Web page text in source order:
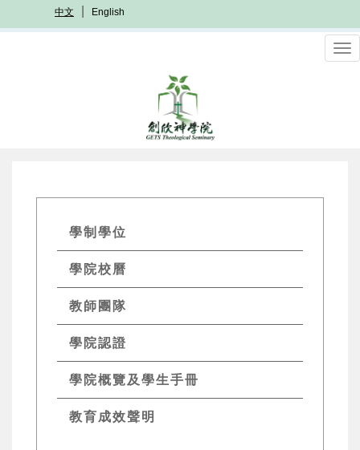
至
中文 English
GETs
Academics
Menu
學制學位
學院校曆
教師團隊
學院認證
學院概覽及學生手冊
教育成效聲明